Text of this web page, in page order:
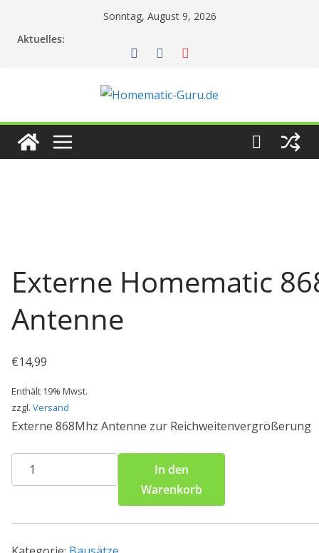
Sonntag, August 9, 2026
Aktuelles:
Externe Homematic
Antenne
€14,99
Enthält 19% Mwst.
zzgl. Versand
Externe 868Mhz Antenne zur Reichweitenvergrößerung
Externe
Homematic
Antenne
In den
Warenkorb